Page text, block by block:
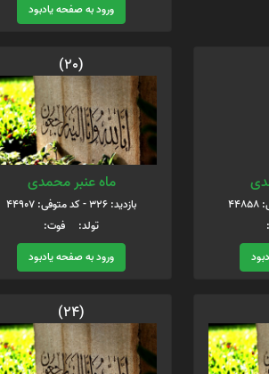
ورود به صفحه یادبود
(20)
ماه عنبر محمدی
بازدید: 326 - کد متوفی: 44907
تولد: فوت:
ورود به صفحه یادبود
(24)